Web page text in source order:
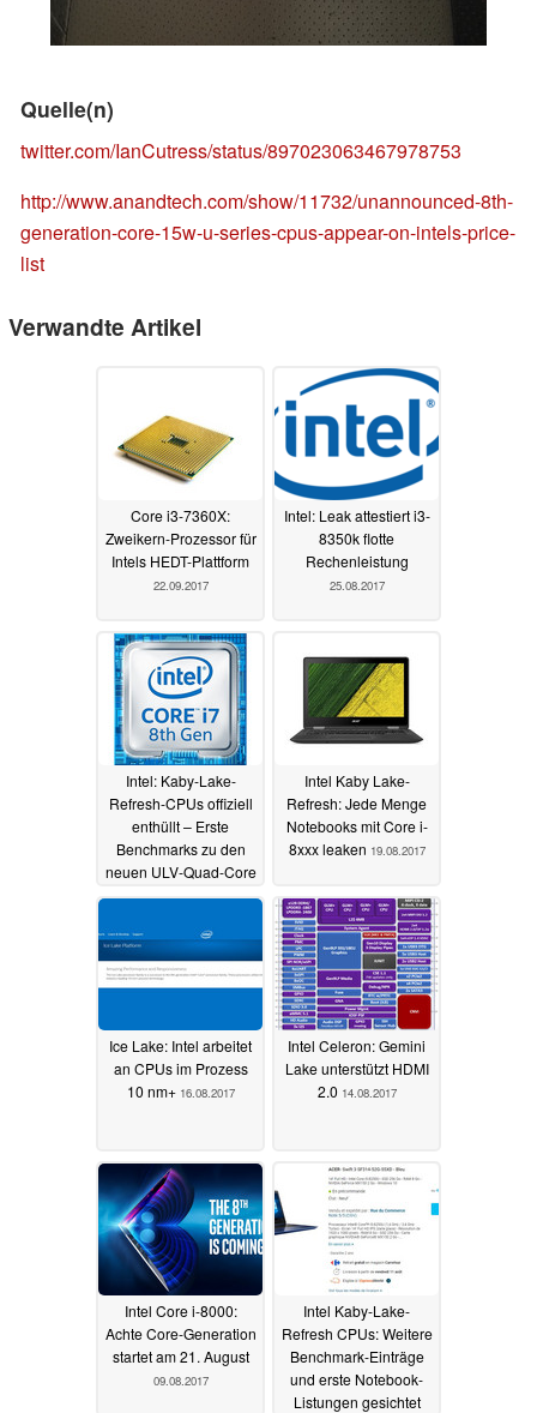
Quelle(n)
twitter.com/IanCutress/status/897023063467978753
http://www.anandtech.com/show/11732/unannounced-8th-
generation-core-15w-u-series-cpus-appear-on-intels-price-
list
Verwandte Artikel
Core i3-7360X:
Zweikern-Prozessor für
Intels HEDT-Plattform
22.09.2017
Intel: Leak attestiert i3-
8350k flotte
Rechenleistung
25.08.2017
Intel: Kaby-Lake-
Refresh-CPUs offiziell
enthüllt – Erste
Benchmarks zu den
neuen ULV-Quad-Core
Prozessoren21.08.2017
Intel Kaby Lake-
Refresh: Jede Menge
Notebooks mit Core i-
8xxx leaken 19.08.2017
Ice Lake: Intel arbeitet
an CPUs im Prozess
10 nm+ 16.08.2017
Intel Celeron: Gemini
Lake unterstützt HDMI
2.0 14.08.2017
Intel Core i-8000:
Achte Core-Generation
startet am 21. August
09.08.2017
Intel Kaby-Lake-
Refresh CPUs: Weitere
Benchmark-Einträge
und erste Notebook-
Listungen gesichtet